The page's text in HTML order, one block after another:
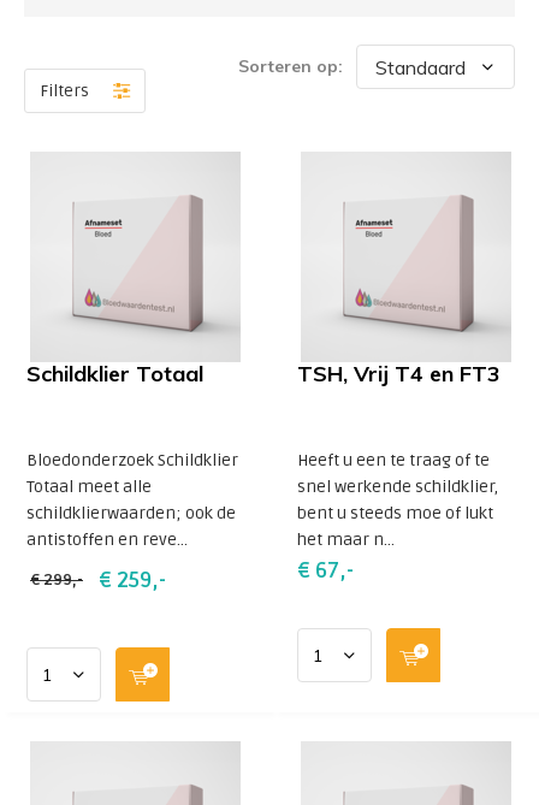
“Je hoeft niet te leren leven met de restklachten
van je trage schildklier. Naast het slikken van de
nog talloze andere manieren waarop jij met
nodig hebt is een heldere uitleg (weetkracht),
handige tools met overzichtelijk stappenplan en
een gezonde dosis nieuwsgierigheid naar
Pak de regie over je gezondheid. Maar wel op een
manier die echt bij jou past.
Ik help je hier graag bij!
Filters
Sorteren op:
Schildklier Totaal
Bloedonderzoek Schildklier
Totaal meet alle
schildklierwaarden; ook de
antistoffen en reve...
€ 299,- € 259,-
TSH, Vrij T4 en FT3
Heeft u een te traag of te
snel werkende schildklier,
bent u steeds moe of lukt
het maar n...
€ 67,-